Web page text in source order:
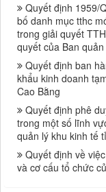
Quyết định 1959/
bố danh mục tthc
trong giải quyết
quyết của Ban
Quyết định ban
khẩu kinh doanh
Cao Bằng
Quyết định phê
trong một số lĩnh
quản lý khu kinh tế
Quyết định về
và cơ cấu tổ chức